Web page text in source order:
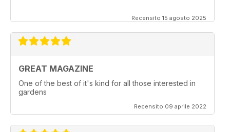
Recensito 15 agosto 2025
GREAT MAGAZINE
One of the best of it's kind for all those interested in
gardens
Recensito 09 aprile 2022